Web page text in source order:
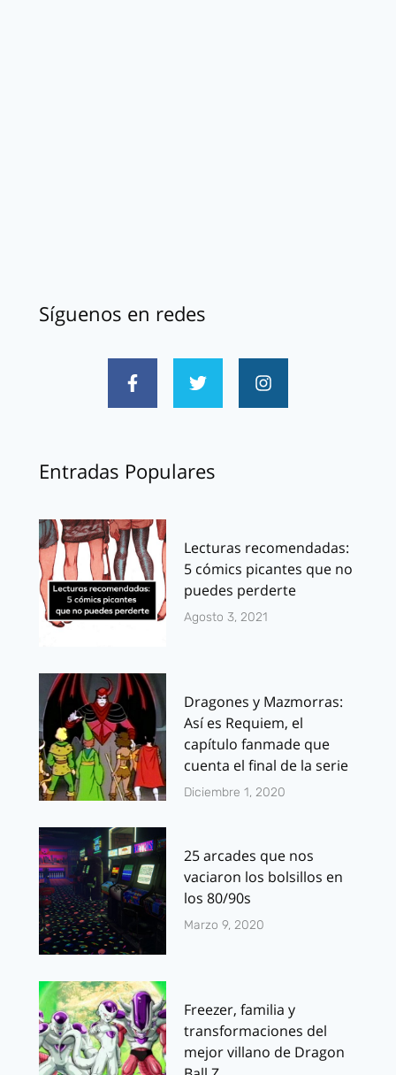
Síguenos en redes
Entradas Populares
Lecturas recomendadas:
5 cómics picantes que no
puedes perderte
Agosto 3, 2021
Dragones y Mazmorras:
Así es Requiem, el
capítulo fanmade que
cuenta el final de la serie
Diciembre 1, 2020
25 arcades que nos
vaciaron los bolsillos en
los 80/90s
Marzo 9, 2020
Freezer, familia y
transformaciones del
mejor villano de Dragon